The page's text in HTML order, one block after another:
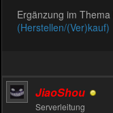
Ergänzung im Thema
(Herstellen/(Ver)kauf)
JiaoShou
Serverleitung